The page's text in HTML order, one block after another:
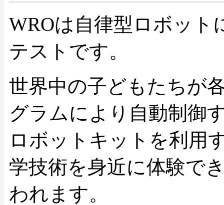
WROは自律型ロボット
テストです。
世界中の子どもたちが
グラムにより自動制御
ロボットキットを利用
学技術を身近に体験で
われます。